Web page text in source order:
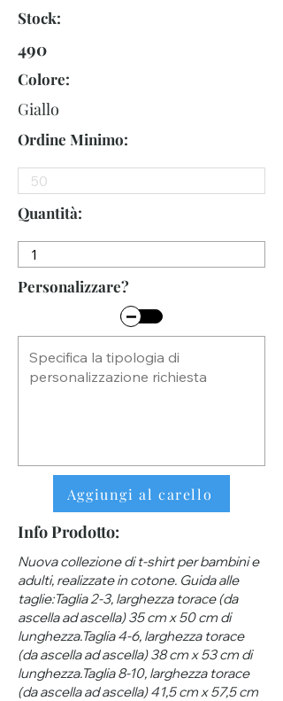
Stock:
490
Colore:
Giallo
Ordine Minimo:
Quantità:
Personalizzare?
Aggiungi al carello
Info Prodotto:
Nuova collezione di t-shirt per bambini e
adulti, realizzate in cotone. Guida alle
taglie:Taglia 2-3, larghezza torace (da
ascella ad ascella) 35 cm x 50 cm di
lunghezza.Taglia 4-6, larghezza torace
(da ascella ad ascella) 38 cm x 53 cm di
lunghezza.Taglia 8-10, larghezza torace
(da ascella ad ascella) 41,5 cm x 57,5 ​​cm